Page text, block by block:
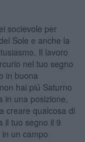
socievole per
Sole e anche la
Il lavoro
nel tuo segno
in buona
hai piú Saturno
una posizione,
creare qualcosa di
il tuo segno il 9
un campo